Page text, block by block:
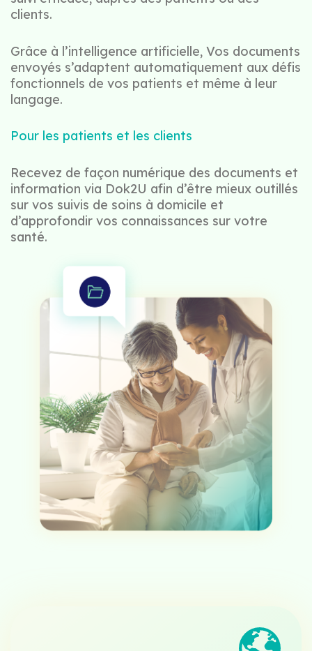
clients.
Grâce à l’intelligence artificielle, Vos documents
envoyés s’adaptent automatiquement aux défis
fonctionnels de vos patients et même à leur
langage.
Pour les patients et les clients
Recevez de façon numérique des documents et
information via Dok2U afin d’être mieux outillés
sur vos suivis de soins à domicile et
d’approfondir vos connaissances sur votre
santé.